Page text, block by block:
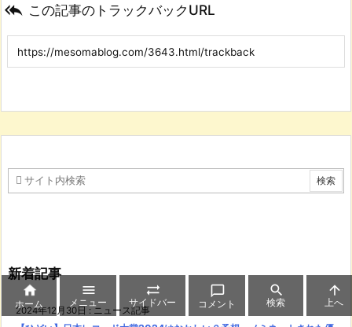
 この記事のトラックバックURL
新着記事
2024年12月30日 :ニュース記事

ホーム

メニュー

サイドバー

コメント

検索

上へ